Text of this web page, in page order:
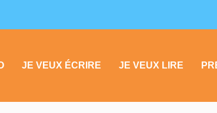
JE VEUX ÉCRIRE JE VEUX LIRE